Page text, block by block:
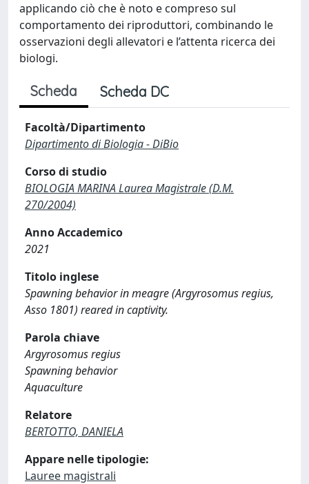
applicando ciò che è noto e compreso sul
comportamento dei riproduttori, combinando le
osservazioni degli allevatori e l’attenta ricerca dei
biologi.
Scheda Scheda DC
Facoltà/Dipartimento
Dipartimento di Biologia - DiBio
Corso di studio
BIOLOGIA MARINA Laurea Magistrale (D.M.
270/2004)
Anno Accademico
2021
Titolo inglese
Spawning behavior in meagre (Argyrosomus regius,
Asso 1801) reared in captivity.
Parola chiave
Argyrosomus regius
Spawning behavior
Aquaculture
Relatore
BERTOTTO, DANIELA
Appare nelle tipologie:
Lauree magistrali